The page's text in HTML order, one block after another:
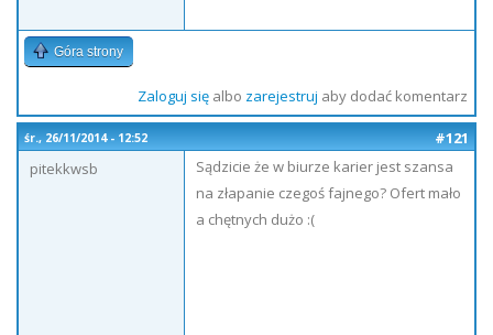
Góra strony
Zaloguj sięalbo zarejestruj aby dodać komentarz
śr., 26/11/2014 - 12:52
#121
pitekkwsb
Sądzicie że w biurze karier jest szansa
na złapanie czegoś fajnego? Ofert mało
a chętnych dużo :(